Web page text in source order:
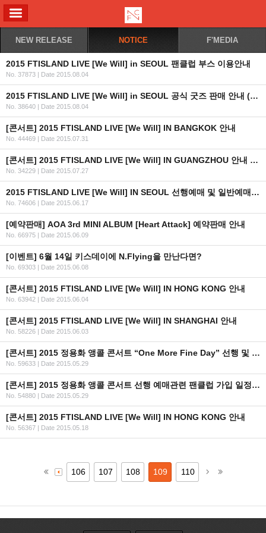
NEW RELEASE NOTICE F'MEDIA
2015 FTISLAND LIVE [We Will] in SEOUL 팬클럽 부스 이용안내
No. 37873 | Date 2015.08.04
2015 FTISLAND LIVE [We Will] in SEOUL 공식 굿즈 판매 안내 (KR/EN/JP)
No. 38640 | Date 2015.08.04
[콘서트] 2015 FTISLAND LIVE [We Will] IN BANGKOK 안내
No. 44469 | Date 2015.07.31
[콘서트] 2015 FTISLAND LIVE [We Will] IN GUANGZHOU 안내 (+티켓 오픈일자 추가)
No. 34229 | Date 2015.07.27
2015 FTISLAND LIVE [We Will] IN SEOUL 선행예매 및 일반예매 안내 (인증URL+좌석배치도추가)
No. 74606 | Date 2015.06.17
[예약판매] AOA 3rd MINI ALBUM [Heart Attack] 예약판매 안내
No. 66975 | Date 2015.06.09
[이벤트] 6월 14일 키스데이에 N.Flying을 만난다면?
No. 69303 | Date 2015.06.08
[콘서트] 2015 FTISLAND LIVE [We Will] IN HONG KONG 안내
No. 63942 | Date 2015.06.04
[콘서트] 2015 FTISLAND LIVE [We Will] IN SHANGHAI 안내
No. 58226 | Date 2015.06.03
[콘서트] 2015 정용화 앵콜 콘서트 “One More Fine Day” 선행 및 일반 예매 안내
No. 59633 | Date 2015.05.29
[콘서트] 2015 정용화 앵콜 콘서트 선행 예매관련 팬클럽 가입 일정 안내
No. 54880 | Date 2015.05.29
[콘서트] 2015 FTISLAND LIVE [We Will] IN HONG KONG 안내
No. 56367 | Date 2015.05.18
106 107 108 109 110